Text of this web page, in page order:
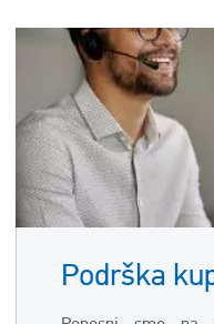
Podrška